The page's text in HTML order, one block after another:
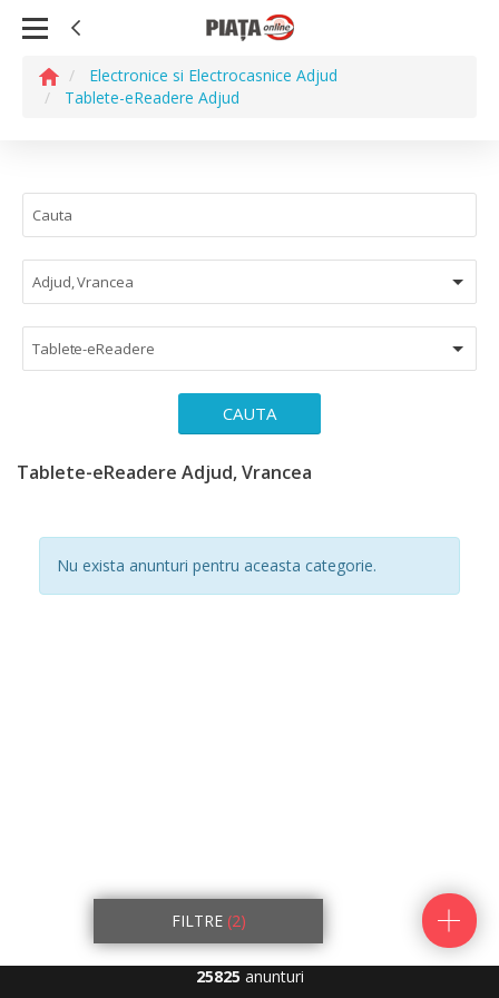
Electronice si Electrocasnice Adjud
Tablete-eReadere Adjud
Adjud, Vrancea
Tablete-eReadere
CAUTA
Tablete-eReadere Adjud, Vrancea
Nu exista anunturi pentru aceasta categorie.
FILTRE (2)
25825 anunturi